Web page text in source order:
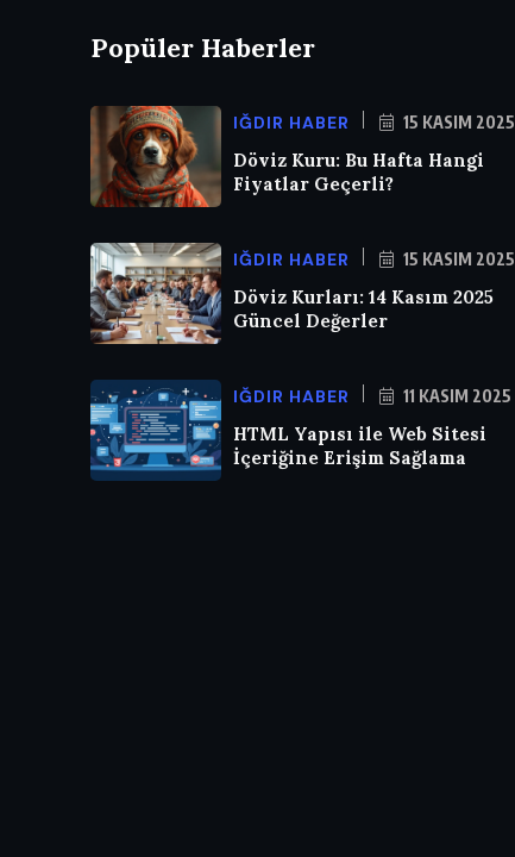
Popüler Haberler
IĞDIR HABER 15 KASIM 2025
Döviz Kuru: Bu Hafta Hangi
Fiyatlar Geçerli?
IĞDIR HABER 15 KASIM 2025
Döviz Kurları: 14 Kasım 2025
Güncel Değerler
IĞDIR HABER 11 KASIM 2025
HTML Yapısı ile Web Sitesi
İçeriğine Erişim Sağlama